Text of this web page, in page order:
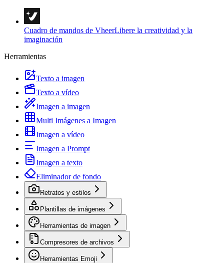
Cuadro de mandos de VheerLibere la creatividad y la
imaginación
Herramientas
Texto a imagen
Texto a vídeo
Imagen a imagen
Multi Imágenes a Imagen
Imagen a vídeo
Imagen a Prompt
Imagen a texto
Eliminador de fondo
Retratos y estilos
Plantillas de imágenes
Herramientas de imagen
Compresores de archivos
Herramientas Emoji